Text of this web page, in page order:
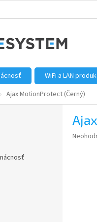
WiFi a LAN
Ajax MotionProtect (Černý)